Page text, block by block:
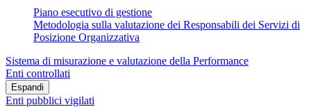
Piano esecutivo di gestione
Metodologia sulla valutazione dei Responsabili dei Servizi di
Posizione Organizzativa
Sistema di misurazione e valutazione della Performance
Enti controllati
Espandi
Enti pubblici vigilati